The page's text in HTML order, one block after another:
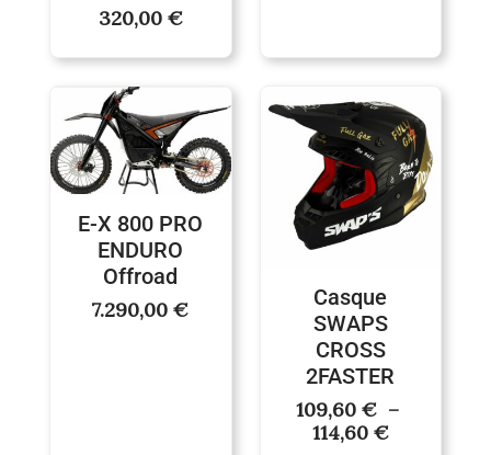
320,00 €
E-X 800 PRO
ENDURO
Offroad
7.290,00€
Casque
SWAPS
CROSS
2FASTER
109,60€ –
114,60 €
Plage
de
prix :
109,60 €
à
114,60 €